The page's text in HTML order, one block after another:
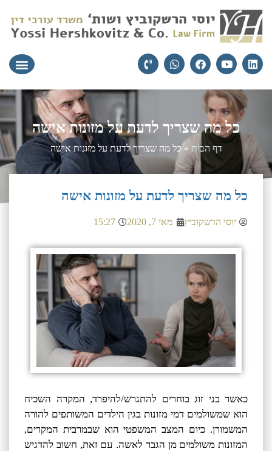
כל מה שצריך לדעת על מזונות אישה
דף הבית »כל מה שצריך לדעת על מזונות אישה
כל מה שצריך לדעת על מזונות אישה
יוסי הרשקוביץ מאי 7, 2020 15:27
כאשר בני זוג בוחרים להתגרש/להיפרד, המקרה השכיח
הוא שמשולמים דמי מזונות בגין הילדים המשותפים להורה
המשמורן. כיום המצב המשפטי הוא שבמרבית המקרים,
המזונות משולמים מן הגבר לאשה. עם זאת, חשוב להדגיש